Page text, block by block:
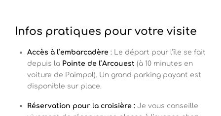
Infos pratiques pour votre visite
Accès à l’embarcadère : Le départ pour l’île se fait
depuis la Pointe de l’Arcouest (à 10 minutes en
voiture de Paimpol). Un grand parking payant est
disponible sur place.
Réservation pour la croisière : Je vous conseille